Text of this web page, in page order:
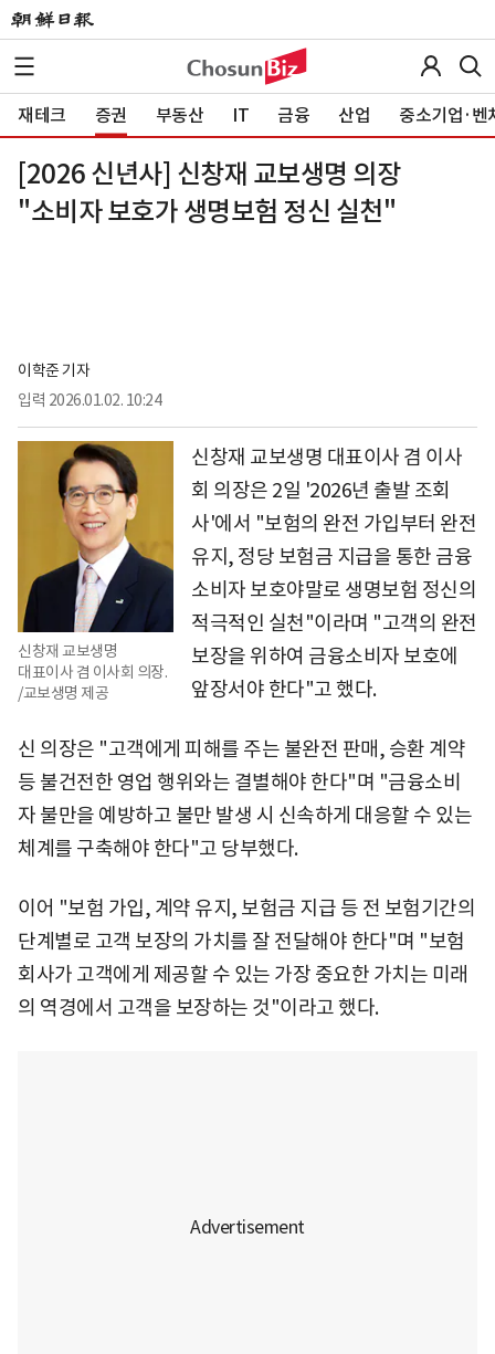
재테크 증권 부동산 IT 금융 산업 중소기업·벤
[2026 신년사] 신창재 교보생명 의장
"소비자 보호가 생명보험 정신 실천"
이학준 기자
입력 2026.01.02. 10:24
신창재 교보생명
대표이사 겸 이사회 의장.
/교보생명 제공
신창재 교보생명 대표이사 겸 이사
회 의장은 2일 '2026년 출발 조회
사'에서 "보험의 완전 가입부터 완전
유지, 정당 보험금 지급을 통한 금융
소비자 보호야말로 생명보험 정신의
적극적인 실천"이라며 "고객의 완전
보장을 위하여 금융소비자 보호에
앞장서야 한다"고 했다.
신 의장은 "고객에게 피해를 주는 불완전 판매, 승환 계약
등 불건전한 영업 행위와는 결별해야 한다"며 "금융소비
자 불만을 예방하고 불만 발생 시 신속하게 대응할 수 있는
체계를 구축해야 한다"고 당부했다.
이어 "보험 가입, 계약 유지, 보험금 지급 등 전 보험기간의
단계별로 고객 보장의 가치를 잘 전달해야 한다"며 "보험
회사가 고객에게 제공할 수 있는 가장 중요한 가치는 미래
의 역경에서 고객을 보장하는 것"이라고 했다.